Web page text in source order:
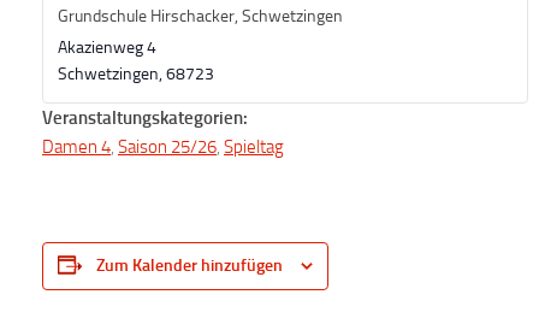
Grundschule Hirschacker, Schwetzingen
Akazienweg 4
Schwetzingen,68723
Veranstaltungskategorien:
Damen 4 Saison 25/26 Spieltag
Zum Kalender hinzufügen